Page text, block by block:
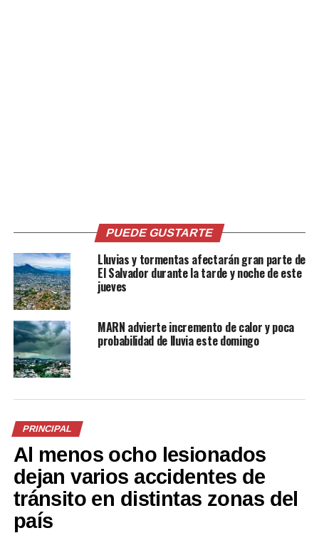
Joven intenta quitarse la
vida tomando veneno para
ratas en Santa Ana
10 mayo, 2023
En «Nacionales»
RELATED TOPICS:
SONSONATE
Joven muere ahogado en playa El Esterón, La Unión
Peligrosos pandilleros en Mejicanos son detenidos bajo
el régimen de excepción
PUEDE GUSTARTE
Lluvias y tormentas afectarán gran parte de
El Salvador durante la tarde y noche de este
jueves
MARN advierte incremento de calor y poca
probabilidad de lluvia este domingo
PRINCIPAL
Al menos ocho lesionados
dejan varios accidentes de
tránsito en distintas zonas del
país